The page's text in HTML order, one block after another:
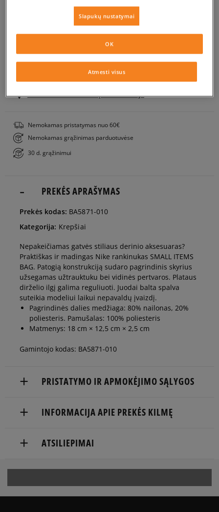
ONE SIZE
ONE SIZE
Į KREPŠELĮ
PATIKRINK PRIEINAMUMĄ PARDUOTUVĖJE
Nemokamas pristatymas nuo 60€
Nemokamas grąžinimas parduotuvėse
30 d. grąžinimui
PREKĖS APRAŠYMAS
Prekės kodas: BA5871-010
Kategorija: Krepšiai
Nepakeičiamas gatvės stiliaus derinio aksesuaras?
Praktiškas ir madingas Nike rankinukas SMALL ITEMS
BAG. Patogią konstrukciją sudaro pagrindinis skyrius
užsegamas užtrauktuku bei vidinės pertvaros. Plataus
dirželio ilgį galima reguliuoti. Juodai balta spalva
suteikia modeliui laikui nepavaldų įvaizdį.
Pagrindinės dalies medžiaga: 80% nailonas, 20%
poliesteris. Pamušalas: 100% poliesteris
Matmenys: 18 cm × 12,5 cm × 2,5 cm
Gamintojo kodas: BA5871-010
PRISTATYMO IR APMOKĖJIMO SĄLYGOS
Pristatymas:
į paštomatą
INFORMACIJA APIE PREKĖS KILMĘ
ColosseumATSILIEPIMAI
5.0
Slapukų nustatymai
Atmesti visus
OK